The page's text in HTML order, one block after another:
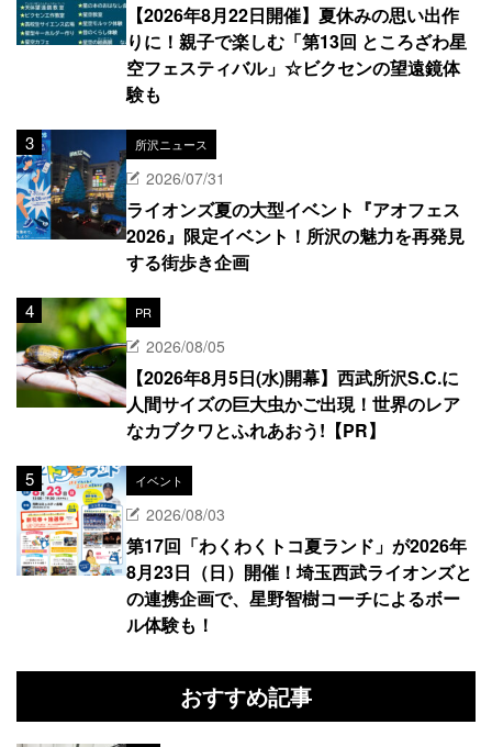
【2026年8月22日開催】夏休みの思い出作
りに！親子で楽しむ「第13回 ところざわ星
空フェスティバル」☆ビクセンの望遠鏡体
験も
所沢ニュース
2026/07/31
ライオンズ夏の大型イベント『アオフェス
2026』限定イベント！所沢の魅力を再発見
する街歩き企画
PR
2026/08/05
【2026年8月5日(水)開幕】西武所沢S.C.に
人間サイズの巨大虫かご出現！世界のレア
なカブクワとふれあおう!【PR】
イベント
2026/08/03
第17回「わくわくトコ夏ランド」が2026年
8月23日（日）開催！埼玉西武ライオンズと
の連携企画で、星野智樹コーチによるボー
ル体験も！
おすすめ記事